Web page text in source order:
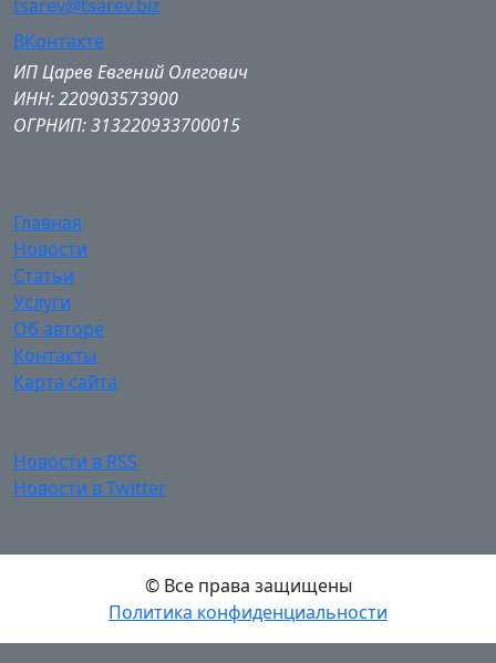
tsarev@tsarev.biz
ВКонтакте
ИП Царев Евгений Олегович
ИНН: 220903573900
ОГРНИП: 313220933700015
Главная
Новости
Статьи
Услуги
Об авторе
Контакты
Карта сайта
Новости в RSS
Новости в Twitter
© Все права защищены
Политика конфиденциальности